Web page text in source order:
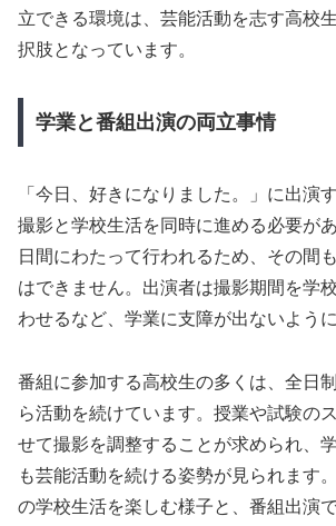
立できる環境は、芸能活動を志す高校
択肢となっています。
学業と番組出演の両立事情
「今日、好きになりました。」に出演
撮影と学校生活を同時に進める必要が
日間にわたって行われるため、その間
はできません。出演者は撮影期間を学
わせるなど、学業に支障が出ないよう
番組に参加する高校生の多くは、全日
ら活動を続けています。授業や試験の
せて撮影を調整することが求められ、
も芸能活動を続ける姿勢が見られます
の学校生活を楽しむ様子と、番組出演